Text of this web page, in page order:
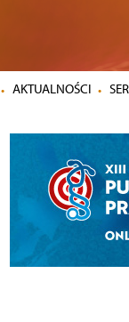
AKTUALNOŚCI